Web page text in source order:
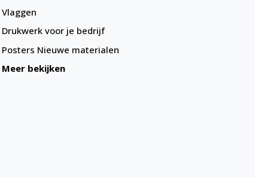
Vlaggen
Drukwerk voor je bedrijf
Posters Nieuwe materialen
Meer bekijken